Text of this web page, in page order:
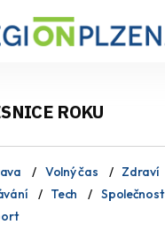
ROKU
Volný čas Zdraví
Tech Společnost